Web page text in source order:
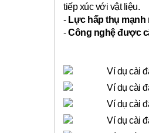
tiếp xúc với vật liệu.
- Lực hấp thụ mạnh
-Công nghệ được